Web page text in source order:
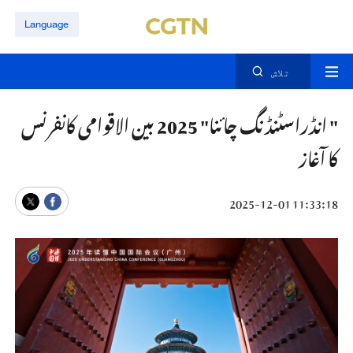
Language
تلاش
" انڈراسٹنڈنگ چائنا" 2025 بین الاقوامی کانفرنس
کا آغاز
11:33:18 2025-12-01